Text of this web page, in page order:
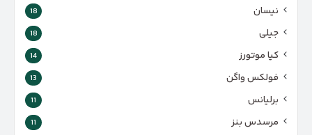
نیسان 18
جیلی 18
کیا موتورز 14
فولکس واگن 13
برلیانس 11
مرسدس بنز 11